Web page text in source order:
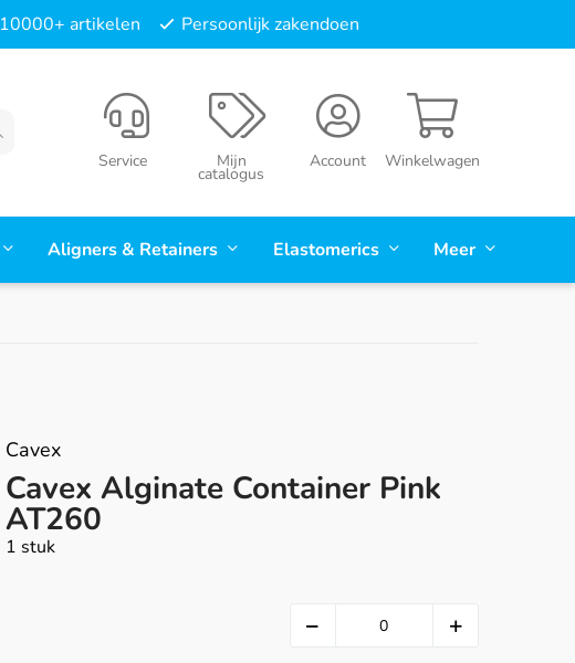
10000+ artikelen Persoonlijk zakendoen
Winkelwagen
Account
Mijn
catalogus
Service
Aligners & Retainers Elastomerics Meer
Cavex
Cavex Alginate Container Pink
AT260
1 stuk